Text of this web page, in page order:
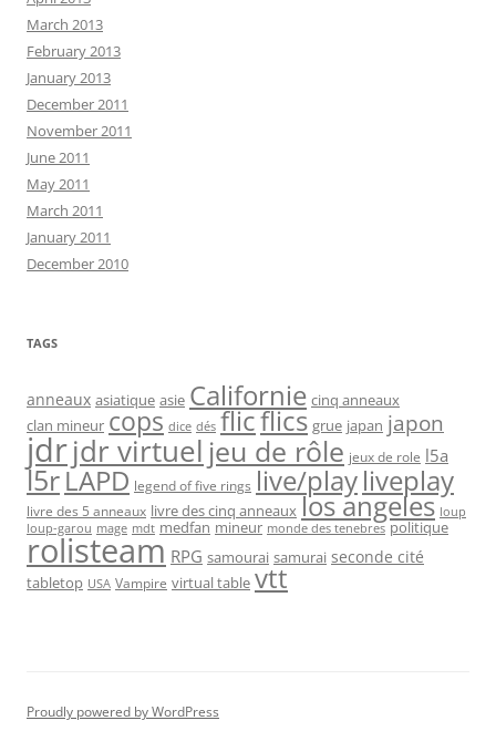
March 2013
February 2013
January 2013
December 2011
November 2011
June 2011
May 2011
March 2011
January 2011
December 2010
TAGS
anneaux asiatique asie Californie cinq anneaux
clan mineur cops dice dés flicflics grue japan japon
jdrjdr virtuel jeu de rôle jeux de role l5a
l5rLAPD legend of five rings live/playliveplay
livre des 5 anneaux livre des cinq anneaux los angeles loup
loup-garou mage mdt medfan mineur monde des tenebres politique
rolisteam RPG samourai samurai seconde cité
tabletop USA Vampire virtual table vtt
Proudly powered by WordPress